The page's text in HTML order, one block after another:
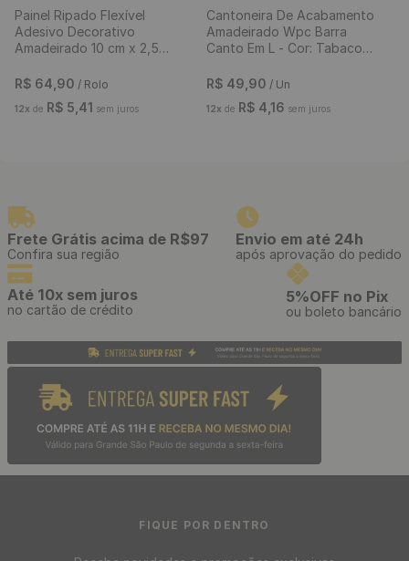
Cantoneira De Acabamento
Amadeirado Wpc Barra
290 x 2,5 cm
R$ 49,90 / Un
Cantoneira De Acabamento
Amadeirado Wpc Barra
x 2,5 cm
R$ 49,90 / Un
Painel Ripado Adesivo
Amadeirado - Cor: Freijó
40cm x 3 Metros
129,90 / Rolo
R$ 10, 83
Painel Ripado Decorativo em
Laminado Amadeirado 290 x
15 cm - Cor: Freijó
R$ 79,90 / Unidade